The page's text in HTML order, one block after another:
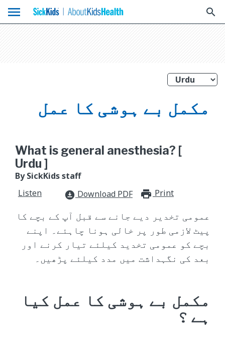
menu search
مکمل بے ہوشی کا عمل
What is general anesthesia? [
Urdu ]
By SickKids staff
Listen
download_for_offline Download PDF Print
عمومی تخدیر دیے جانے سے قبل آپ کے بچے کا
پیٹ لازمی طور پر خالی ہونا چاہئے۔ اپنے
بچے کو عمومی تخدید کیلئے تیار کرنے اور
بعد کی نگہداشت میں مدد کیلئے پڑھیں۔
مکمل بے ہوشی کا عمل کیا
ہے ؟